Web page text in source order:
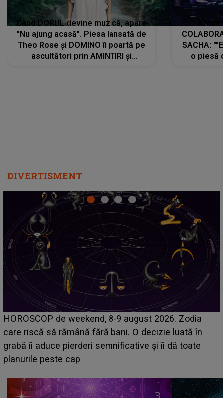
Când DORUL devine muzică, apare
"Nu ajung acasă". Piesa lansată de
Theo Rose și DOMINO îi poartă pe
ascultători prin AMINTIRI și
SACHA:
o piesă
DIVERTISMENT
Emanuel a ținut ACEST DETALIU ASCUNS până
acum! În fața Alexandrei, concurentul din Casa Iubirii
face o MĂRTURISIRE NEAȘTEPTATĂ despre mama
sa: "I-am spus și ei în față, eu nu te iubesc pentru